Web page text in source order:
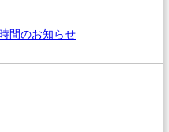
間のお知らせ